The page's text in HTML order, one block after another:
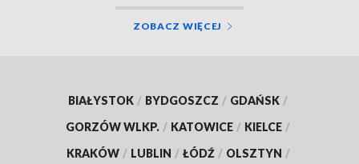
ZOBACZ WIĘCEJ
BIAŁYSTOK / BYDGOSZCZ / GDAŃSK /
GORZÓW WLKP. / KATOWICE / KIELCE /
KRAKÓW / LUBLIN / ŁÓDŹ / OLSZTYN /